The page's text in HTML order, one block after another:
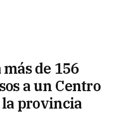
de 156
a un Centro
la provincia